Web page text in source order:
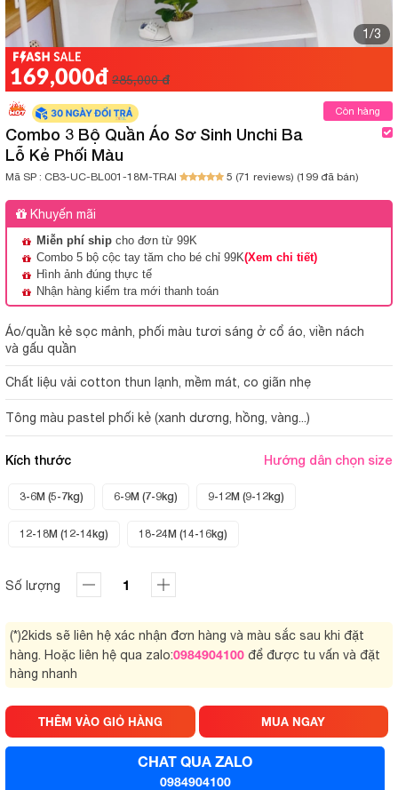
1/3
169,000đ 285,000 đ
Combo 3 Bộ Quần Áo Sơ Sinh Unchi Ba
Lỗ Kẻ Phối Màu
Còn hàng
Mã SP : CB3-UC-BL001-18M-TRAI 5 (71 reviews) (199 đã bán)
Khuyến mãi
Miễn phí ship cho đơn từ 99K
Combo 5 bộ cộc tay tăm cho bé chỉ 99K(Xem chi tiết)
Hình ảnh đúng thực tế
Nhận hàng kiểm tra mới thanh toán
Áo/quần kẻ sọc mảnh, phối màu tươi sáng ở cổ áo, viền nách
và gấu quần
Chất liệu vải cotton thun lạnh, mềm mát, co giãn nhẹ
Tông màu pastel phối kẻ (xanh dương, hồng, vàng...)
Kích thước Hướng dẫn chọn size
3-6M (5-7kg) 6-9M (7-9kg) 9-12M (9-12kg)
12-18M (12-14kg) 18-24M (14-16kg)
Số lượng
(*)2kids sẽ liên hệ xác nhận đơn hàng và màu sắc sau khi đặt
hàng. Hoặc liên hệ qua zalo:0984904100 để được tu vấn và đặt
hàng nhanh
THÊM VÀO GIỎ HÀNG MUA NGAY
CHAT QUA ZALO
0984904100